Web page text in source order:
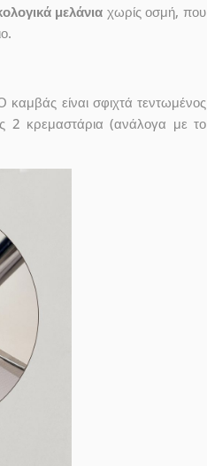
μελάνια χωρίς οσμή, που
είναι σφιχτά τεντωμένος
2 κρεμαστάρια (ανάλογα με το